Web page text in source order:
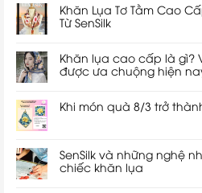
Khăn Lụa Tơ Tằm Cao
Từ SenSilk
Khăn lụa cao cấp là gì?
được ưa chuộng hiện
Khi món quà 8/3 trở
SenSilk và những nghệ
chiếc khăn lụa